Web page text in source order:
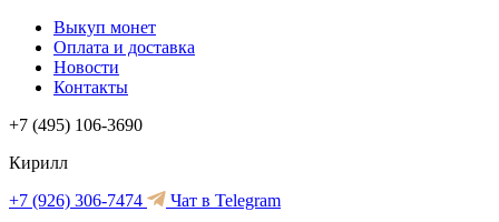
Выкуп монет
Оплата и доставка
Новости
Контакты
+7 (495) 106-3690
Кирилл
+7 (926) 306-7474
Чат в Telegram